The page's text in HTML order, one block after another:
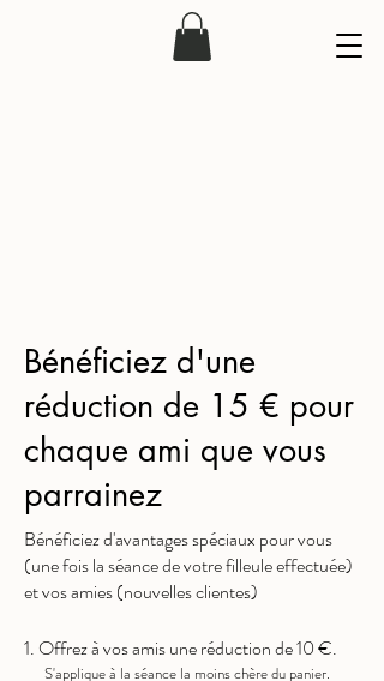
Bénéficiez d'une
réduction de 15 € pour
chaque ami que vous
parrainez
Bénéficiez d'avantages spéciaux pour vous
(une fois la séance de votre filleule effectuée)
et vos amies (nouvelles clientes)
Offrez à vos amis une réduction de 10 €.
S'applique à la séance la moins chère du panier.